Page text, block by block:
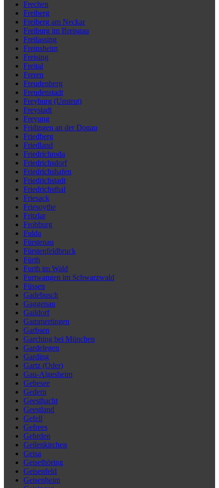
Frechen
Freiberg
Freiberg am Neckar
Freiburg im Breisgau
Freilassing
Freinsheim
Freising
Freital
Freren
Freudenberg
Freudenstadt
Freyburg (Unstrut)
Freystadt
Freyung
Fridingen an der Donau
Friedberg
Friedland
Friedrichroda
Friedrichsdorf
Friedrichshafen
Friedrichstadt
Friedrichsthal
Friesack
Friesoythe
Fritzlar
Frohburg
Fulda
Fürstenau
Fürstenfeldbruck
Fürth
Furth im Wald
Furtwangen im Schwarzwald
Füssen
Gadebusch
Gaggenau
Gaildorf
Gammertingen
Garbsen
Garching bei München
Gardelegen
Garding
Gartz (Oder)
Gau-Algesheim
Gebesee
Gedern
Geesthacht
Geestland
Gefell
Gefrees
Gehrden
Geilenkirchen
Geisa
Geiselhöring
Geisenfeld
Geisenheim